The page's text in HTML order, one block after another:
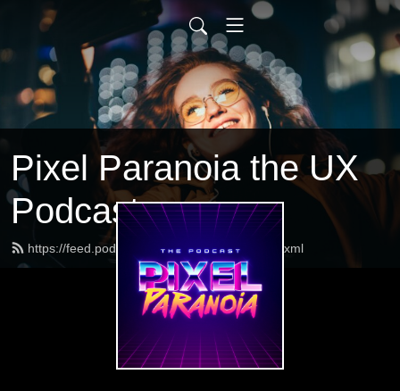
Pixel Paranoia the UX
Podcast
https://feed.podbean.com/pixelparanoia/feed.xml